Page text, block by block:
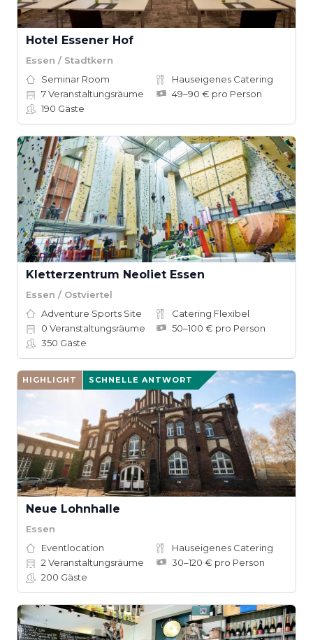
Hotel Essener Hof
Essen / Stadtkern
Seminar Room
Hauseigenes Catering
7Veranstaltungsräume
49–90 € pro Person
190 Gäste
Kletterzentrum Neoliet Essen
Essen / Ostviertel
Adventure Sports Site
Catering Flexibel
0 Veranstaltungsräume
50–100 € pro Person
350 Gäste
HIGHLIGHT SCHNELLE ANTWORT
Neue Lohnhalle
Essen
Eventlocation
Hauseigenes Catering
2 Veranstaltungsräume
30–120 € pro Person
200 Gäste